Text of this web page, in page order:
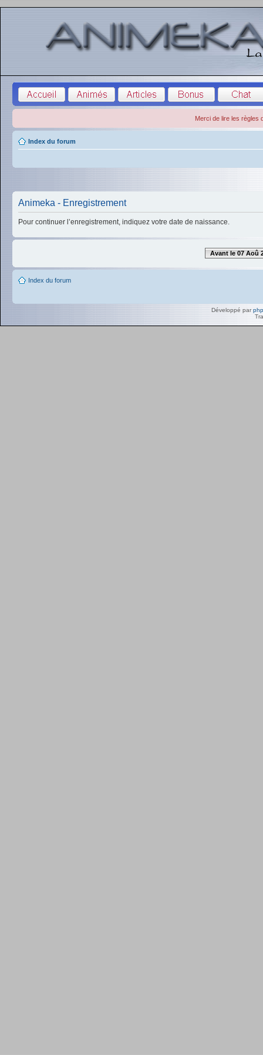
Merci de lire les règles
Index du forum
Animeka - Enregistrement
Pour continuer l’enregistrement, indiquez votre date de naissance.
Avant le 07 Aoû
Index du forum
Développé par